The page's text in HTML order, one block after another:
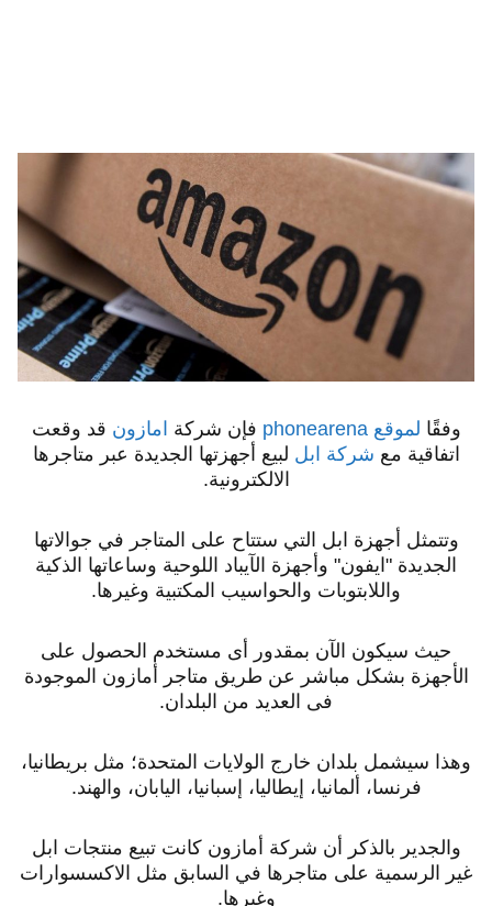
وفقًا لموقع phonearena فإن شركة امازون قد وقعت
اتفاقية مع شركة ابل لبيع أجهزتها الجديدة عبر متاجرها
الالكترونية.
وتتمثل أجهزة ابل التي ستتاح على المتاجر في جوالاتها
الجديدة "ايفون" وأجهزة الآيباد اللوحية وساعاتها الذكية
واللابتوبات والحواسيب المكتبية وغيرها.
حيث سيكون الآن بمقدور أى مستخدم الحصول على
الأجهزة بشكل مباشر عن طريق متاجر أمازون الموجودة
فى العديد من البلدان.
وهذا سيشمل بلدان خارج الولايات المتحدة؛ مثل بريطانيا،
فرنسا، ألمانيا، إيطاليا، إسبانيا، اليابان، والهند.
والجدير بالذكر أن شركة أمازون كانت تبيع منتجات ابل
غير الرسمية على متاجرها في السابق مثل الاكسسوارات
وغيرها.